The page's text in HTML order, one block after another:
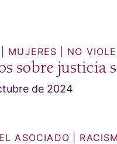
MUJERES NO
sobre justicia
de 2024
ASOCIADO